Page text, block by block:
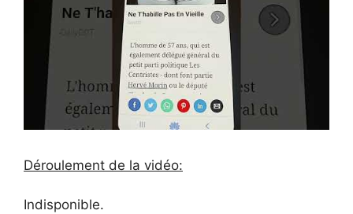
Déroulement de la vidéo:
Indisponible.